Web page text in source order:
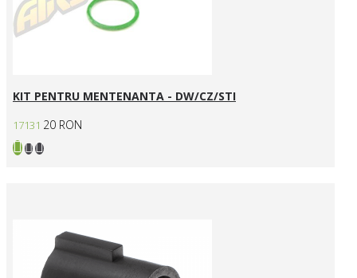
KIT PENTRU MENTENANTA - DW/CZ/STI
17131 20 RON